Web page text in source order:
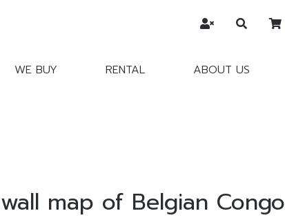
WE BUY RENTAL ABOUT US
wall map of Belgian Congo